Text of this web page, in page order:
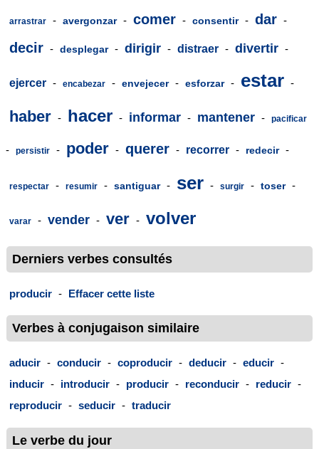
arrastrar - avergonzar - comer - consentir - dar -
decir - desplegar - dirigir - distraer - divertir -
ejercer - encabezar - envejecer - esforzar - estar -
haber - hacer - informar - mantener - pacificar
- persistir - poder - querer - recorrer - redecir -
respectar - resumir - santiguar - ser - surgir - toser -
varar - vender - ver - volver
Derniers verbes consultés
producir - Effacer cette liste
Verbes à conjugaison similaire
aducir - conducir - coproducir - deducir - educir -
inducir - introducir - producir - reconducir - reducir -
reproducir - seducir - traducir
Le verbe du jour